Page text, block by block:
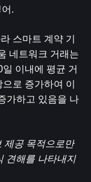
.
스마트 계약 기
네트워크 거래는
이내에 평균 거
로 증가하여 이
가하고 있음을 나
제공 목적으로만
견해를 나타내지